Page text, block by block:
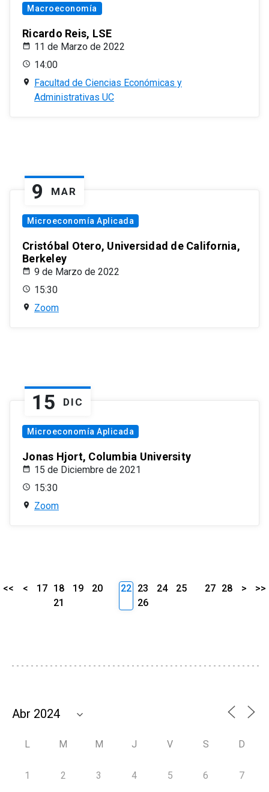
Macroeconomía
Ricardo Reis, LSE
11 de Marzo de 2022
14:00
Facultad de Ciencias Económicas y
Administrativas UC
9 MAR
Microeconomía Aplicada
Cristóbal Otero, Universidad de California,
Berkeley
9 de Marzo de 2022
15:30
Zoom
15 DIC
Microeconomía Aplicada
Jonas Hjort, Columbia University
15 de Diciembre de 2021
15:30
Zoom
<< < 17 18 19
20
21
22 23 24
25
26
27 28 > >>
L M M J V S D
1 2 3 4 5 6 7